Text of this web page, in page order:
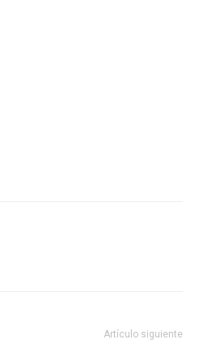
Artículo siguiente